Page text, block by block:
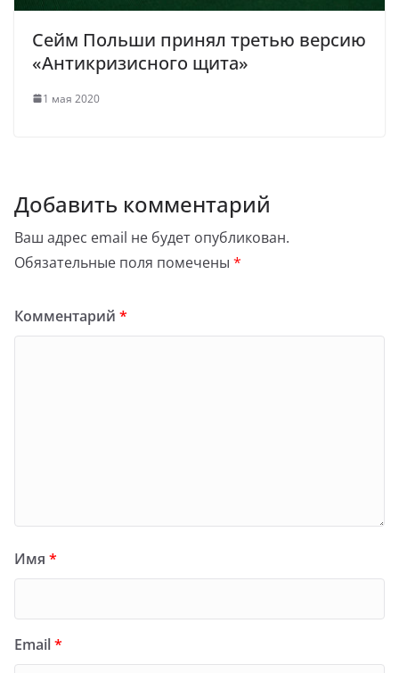
Сейм Польши принял третью версию
«Антикризисного щита»
1 мая 2020
Добавить комментарий
Ваш адрес email не будет опубликован.
Обязательные поля помечены *
Комментарий *
Имя *
Email*